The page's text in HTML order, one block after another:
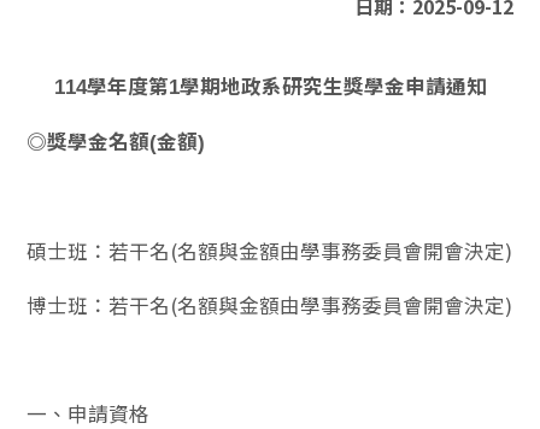
日期：2025-09-12
114學年度第1學期地政系研究生獎學金申請通知
◎獎學金名額(金額)
碩士班：若干名(名額與金額由學事務委員會開會決定)
博士班：若干名(名額與金額由學事務委員會開會決定)
一、申請資格